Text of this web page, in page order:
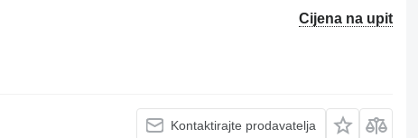
Cijena na upit
Kontaktirajte prodavatelja